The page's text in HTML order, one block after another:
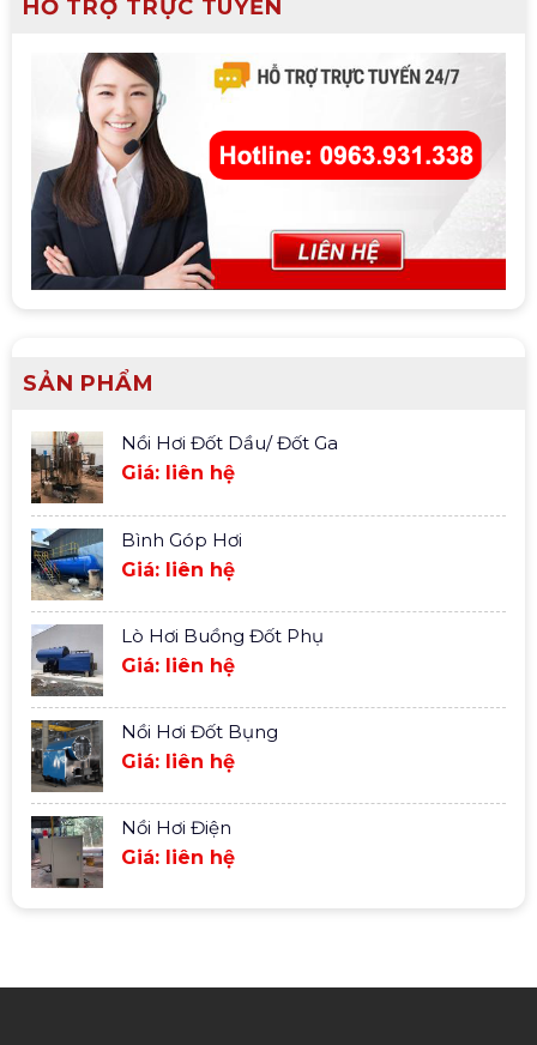
HỖ TRỢ TRỰC TUYẾN
SẢN PHẨM
Nồi Hơi Đốt Dầu/ Đốt Ga
Giá: liên hệ
Bình Góp Hơi
Giá: liên hệ
Lò Hơi Buồng Đốt Phụ
Giá: liên hệ
Nồi Hơi Đốt Bụng
Giá: liên hệ
Nồi Hơi Điện
Giá: liên hệ